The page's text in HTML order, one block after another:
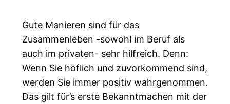
Gute Manieren sind für das
Zusammenleben -sowohl im Beruf als
auch im privaten- sehr hilfreich. Denn:
Wenn Sie höflich und zuvorkommend sind,
werden Sie immer positiv wahrgenommen.
Das gilt für’s erste Bekanntmachen mit der